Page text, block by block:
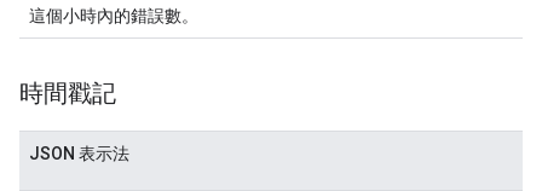
這個小時內的錯誤數。
時間戳記
JSON 表示法